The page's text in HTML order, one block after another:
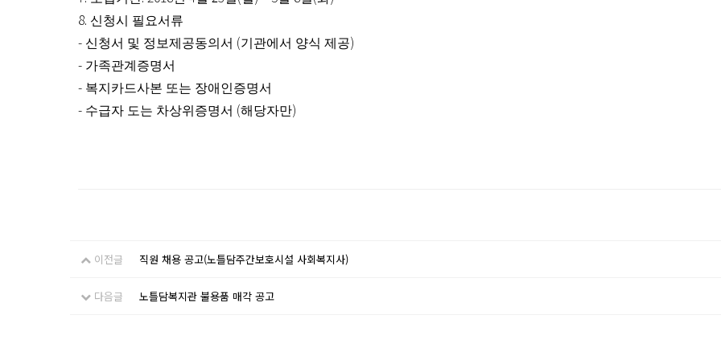
8. 신청시 필요서류
- 신청서 및 정보제공동의서 (기관에서 양식 제공)
- 가족관계증명서
- 복지카드사본 또는 장애인증명서
- 수급자 도는 차상위증명서 (해당자만)
이전글 직원 채용 공고(노틀담주간보호시설 사회복지사)
다음글 노틀담복지관 불용품 매각 공고